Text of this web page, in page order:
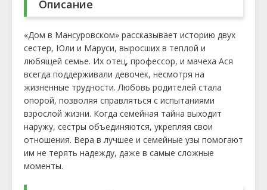
Описание
«Дом в Мансуровском» рассказывает историю двух
сестер, Юли и Маруси, выросших в теплой и
любящей семье. Их отец, профессор, и мачеха Ася
всегда поддерживали девочек, несмотря на
жизненные трудности. Любовь родителей стала
опорой, позволяя справляться с испытаниями
взрослой жизни. Когда семейная тайна выходит
наружу, сестры объединяются, укрепляя свои
отношения. Вера в лучшее и семейные узы помогают
им не терять надежду, даже в самые сложные
моменты.